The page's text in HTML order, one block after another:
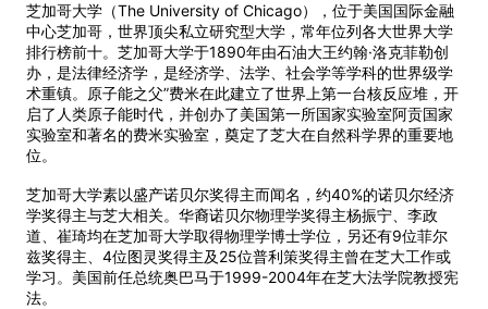
芝加哥大学（The University of Chicago），位于美国国际金融
中心芝加哥，世界顶尖私立研究型大学，常年位列各大世界大学
排行榜前十。芝加哥大学于1890年由石油大王约翰·洛克菲勒创
办，是法律经济学，是经济学、法学、社会学等学科的世界级学
术重镇。原子能之父”费米在此建立了世界上第一台核反应堆，开
启了人类原子能时代，并创办了美国第一所国家实验室阿贡国家
实验室和著名的费米实验室，奠定了芝大在自然科学界的重要地
位。
芝加哥大学素以盛产诺贝尔奖得主而闻名，约40%的诺贝尔经济
学奖得主与芝大相关。华裔诺贝尔物理学奖得主杨振宁、李政
道、崔琦均在芝加哥大学取得物理学博士学位，另还有9位菲尔
兹奖得主、4位图灵奖得主及25位普利策奖得主曾在芝大工作或
学习。美国前任总统奥巴马于1999-2004年在芝大法学院教授宪
法。